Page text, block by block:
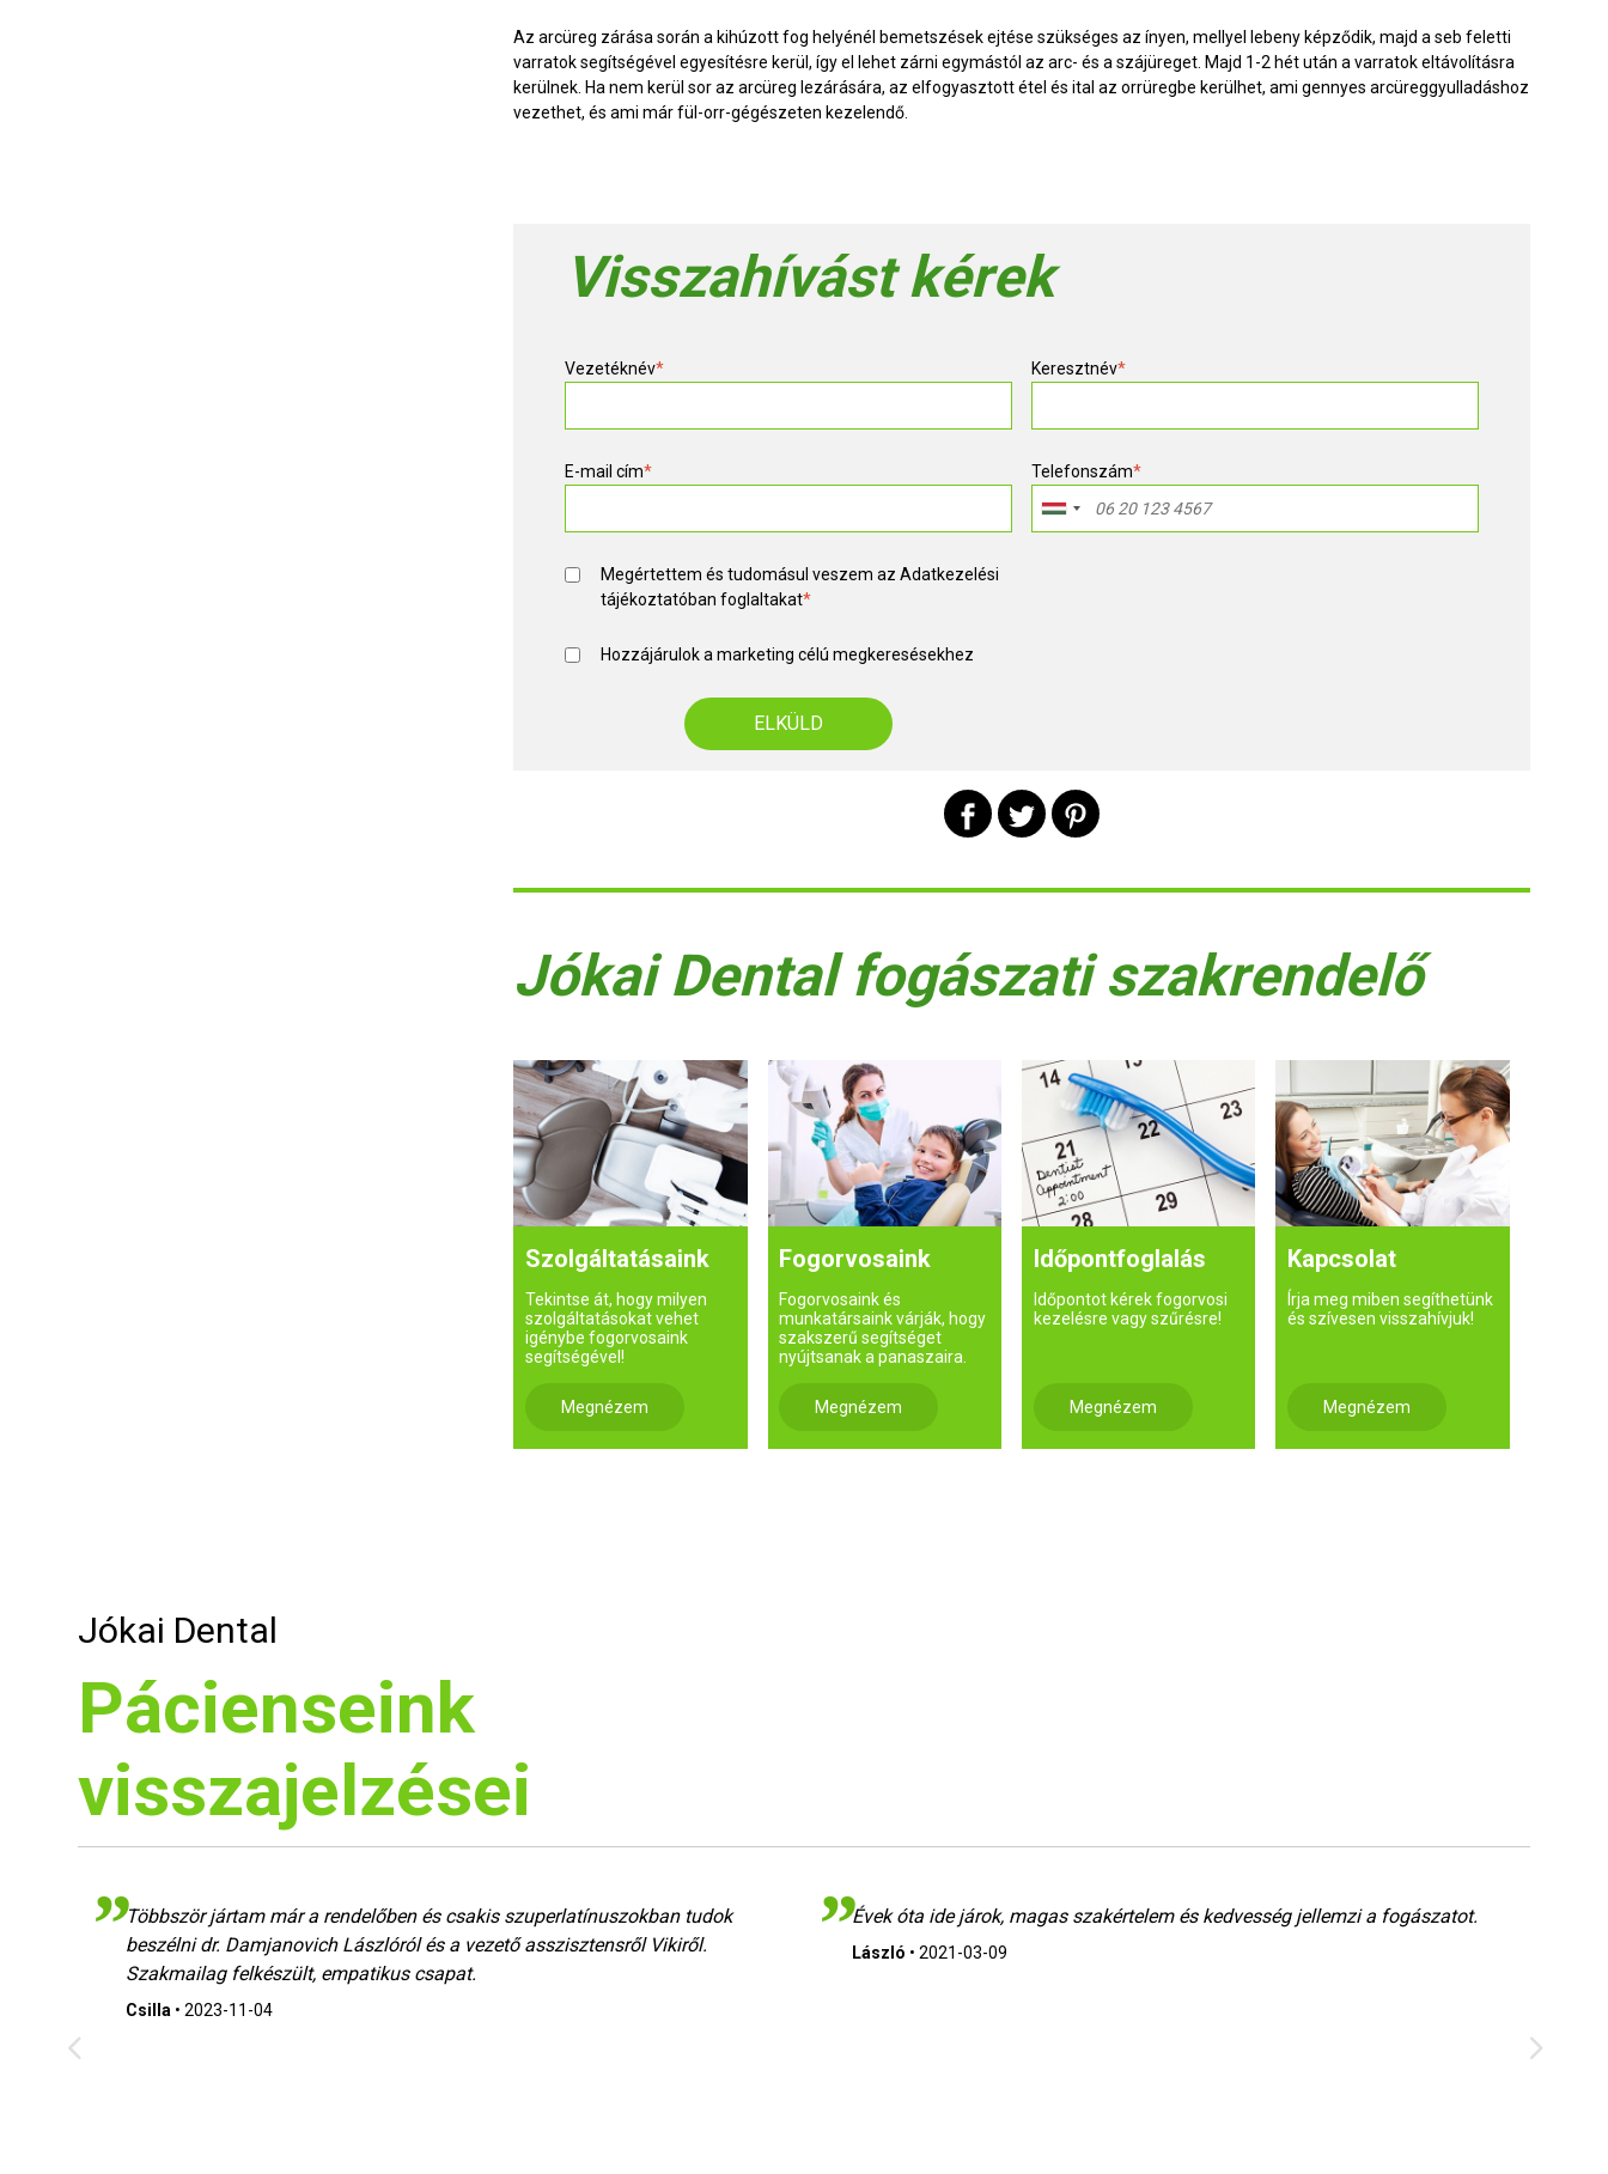
Az arcüreg zárása során a kihúzott fog helyénél bemetszések ejtése szükséges az ínyen, mellyel lebeny képződik, majd a seb feletti
varratok segítségével egyesítésre kerül, így el lehet zárni egymástól az arc- és a szájüreget. Majd 1-2 hét után a varratok eltávolításra
kerülnek. Ha nem kerül sor az arcüreg lezárására, az elfogyasztott étel és ital az orrüregbe kerülhet, ami gennyes arcüreggyulladáshoz
vezethet, és ami már fül-orr-gégészeten kezelendő.
Visszahívást kérek
Vezetéknév* Keresztnév*
E-mail cím* Telefonszám*
Megértettem és tudomásul veszem az Adatkezelési
tájékoztatóban foglaltakat*
Hozzájárulok a marketing célú megkeresésekhez
Jókai Dental fogászati szakrendelő
Szolgáltatásaink
Tekintse át, hogy milyen
szolgáltatásokat vehet
igénybe fogorvosaink
segítségével!
Megnézem
Fogorvosaink
Fogorvosaink és
munkatársaink várják, hogy
szakszerű segítséget
nyújtsanak a panaszaira.
Megnézem
Időpontfoglalás
Időpontot kérek fogorvosi
kezelésre vagy szűrésre!
Megnézem
Kapcsolat
Írja meg miben segíthetünk
és szívesen visszahívjuk!
Megnézem
Jókai Dental
Pácienseink
visszajelzései
Többször jártam már a rendelőben és csakis szuperlatínuszokban tudok
beszélni dr. Damjanovich Lászlóról és a vezető asszisztensről Vikiről.
Szakmailag felkészült, empatikus csapat.
Csilla •2023-11-04
Évek óta ide járok, magas szakértelem és kedvesség jellemzi a fogászatot.
László •2021-03-09